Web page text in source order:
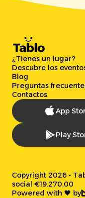
¿Tienes un lugar?
Descubre los
Blog
Preguntas
Contactos
App
Play
Copyright 2026 -
social €19.270,00
Powered with 🖤 by